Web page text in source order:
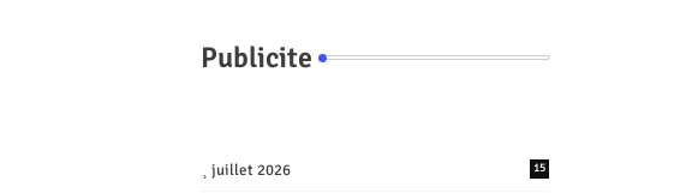
Publicite
juillet 2026 15